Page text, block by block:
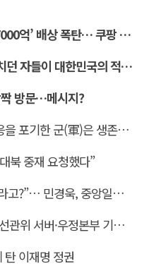
과징금 6000억 이어 ‘3조 7000억’ 배상 폭탄… 쿠팡 때리기에 한미 통상 ‘초비상’
[김태산 칼럼] 민주화를 외치던 자들이 대한민국의 적이고 간첩이었다
방문…메시지?
[박필규 안보칼럼] 즉각 대응을 포기한 군(軍)은 생존할 수 없다
북 중재 요청했다”
“자유와혁신이 극우정당이라고?”… 민경욱, 중앙일보 직격
[부정선거 특검법 해부 ②] 선관위 서버·우정본부 기록까지…‘증거를 끌어오는 칼’
이재명 정권